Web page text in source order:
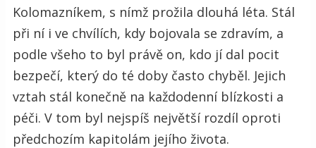
Kolomazníkem, s nímž prožila dlouhá léta. Stál
při ní i ve chvílích, kdy bojovala se zdravím, a
podle všeho to byl právě on, kdo jí dal pocit
bezpečí, který do té doby často chyběl. Jejich
vztah stál konečně na každodenní blízkosti a
péči. V tom byl nejspíš největší rozdíl oproti
předchozím kapitolám jejího života.